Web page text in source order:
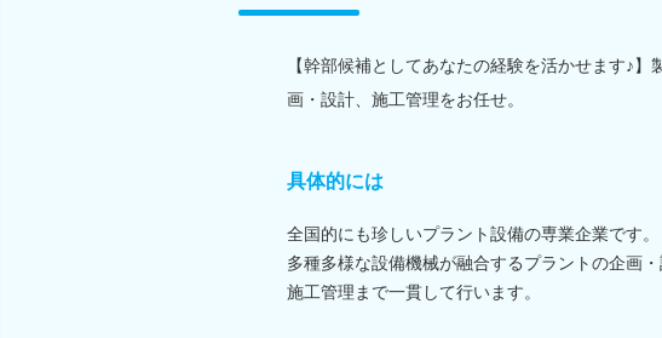
【幹部候補としてあなたの経験を活かせます♪
画・設計、施工管理をお任せ。
具体的には
全国的にも珍しいプラント設備の専業企業です。
多種多様な設備機械が融合するプラントの企画
施工管理まで一貫して行います。